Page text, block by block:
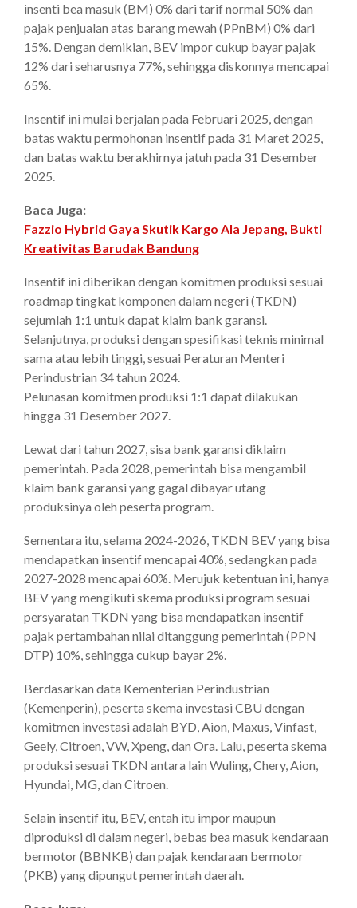
insenti bea masuk (BM) 0% dari tarif normal 50% dan
pajak penjualan atas barang mewah (PPnBM) 0% dari
15%. Dengan demikian, BEV impor cukup bayar pajak
12% dari seharusnya 77%, sehingga diskonnya mencapai
65%.
Insentif ini mulai berjalan pada Februari 2025, dengan
batas waktu permohonan insentif pada 31 Maret 2025,
dan batas waktu berakhirnya jatuh pada 31 Desember
2025.
Baca Juga:
Fazzio Hybrid Gaya Skutik Kargo Ala Jepang, Bukti
Kreativitas Barudak Bandung
Insentif ini diberikan dengan komitmen produksi sesuai
roadmap tingkat komponen dalam negeri (TKDN)
sejumlah 1:1 untuk dapat klaim bank garansi.
Selanjutnya, produksi dengan spesifikasi teknis minimal
sama atau lebih tinggi, sesuai Peraturan Menteri
Perindustrian 34 tahun 2024.
Pelunasan komitmen produksi 1:1 dapat dilakukan
hingga 31 Desember 2027.
Lewat dari tahun 2027, sisa bank garansi diklaim
pemerintah. Pada 2028, pemerintah bisa mengambil
klaim bank garansi yang gagal dibayar utang
produksinya oleh peserta program.
Sementara itu, selama 2024-2026, TKDN BEV yang bisa
mendapatkan insentif mencapai 40%, sedangkan pada
2027-2028 mencapai 60%. Merujuk ketentuan ini, hanya
BEV yang mengikuti skema produksi program sesuai
persyaratan TKDN yang bisa mendapatkan insentif
pajak pertambahan nilai ditanggung pemerintah (PPN
DTP) 10%, sehingga cukup bayar 2%.
Berdasarkan data Kementerian Perindustrian
(Kemenperin), peserta skema investasi CBU dengan
komitmen investasi adalah BYD, Aion, Maxus, Vinfast,
Geely, Citroen, VW, Xpeng, dan Ora. Lalu, peserta skema
produksi sesuai TKDN antara lain Wuling, Chery, Aion,
Hyundai, MG, dan Citroen.
Selain insentif itu, BEV, entah itu impor maupun
diproduksi di dalam negeri, bebas bea masuk kendaraan
bermotor (BBNKB) dan pajak kendaraan bermotor
(PKB) yang dipungut pemerintah daerah.